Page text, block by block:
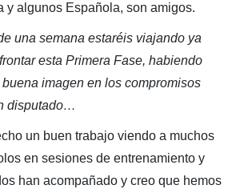
y algunos Española, son amigos.
una semana estaréis viajando ya
esta Primera Fase, habiendo
imagen en los compromisos
disputado…
un buen trabajo viendo a muchos
en sesiones de entrenamiento y
han acompañado y creo que hemos